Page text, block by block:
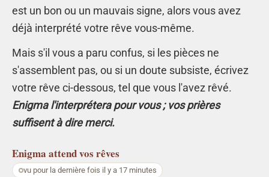
est un bon ou un mauvais signe, alors vous avez
déjà interprété votre rêve vous-même.
Mais s'il vous a paru confus, si les pièces ne
s'assemblent pas, ou si un doute subsiste, écrivez
votre rêve ci-dessous, tel que vous l'avez rêvé.
Enigma l'interprétera pour vous ; vos prières
suffisent à dire merci.
Enigma attend vos rêves
vu pour la dernière fois il y a 17 minutes